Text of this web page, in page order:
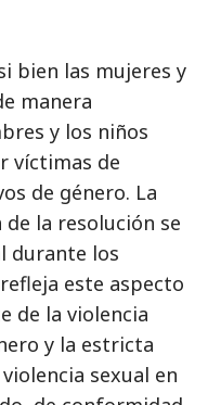
bien las mujeres y
manera
y los niños
víctimas de
de género. La
la resolución se
durante los
este aspecto
de la violencia
y la estricta
sexual en